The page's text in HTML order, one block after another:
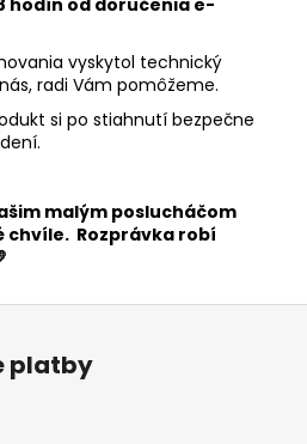
vyskytol technický
radi Vám pomôžeme.
si po stiahnutí bezpečne
malým poslucháčom
chvíle. Rozprávka robí
platby